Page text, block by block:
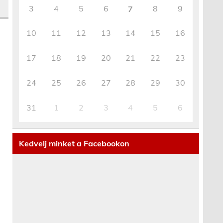
3 4 5 6 7 8 9
10 11 12 13 14 15 16
17 18 19 20 21 22 23
24 25 26 27 28 29 30
31 1 2 3 4 5 6
Kedvelj minket a Facebookon